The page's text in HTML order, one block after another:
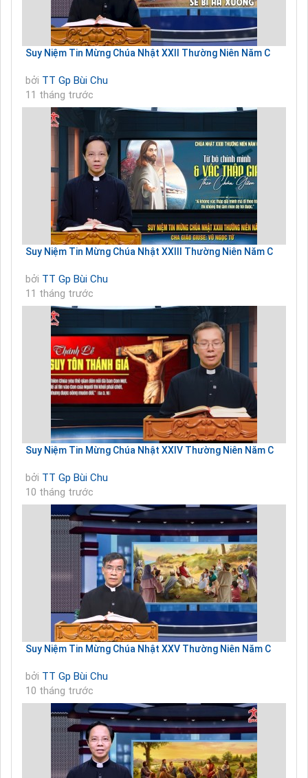
Suy Niệm Tin Mừng Chúa Nhật XXII Thường Niên Năm C
bởi TT Gp Bùi Chu
11 tháng trước
Suy Niệm Tin Mừng Chúa Nhật XXIII Thường Niên Năm C
bởi TT Gp Bùi Chu
11 tháng trước
Suy Niệm Tin Mừng Chúa Nhật XXIV Thường Niên Năm C
bởi TT Gp Bùi Chu
10 tháng trước
Suy Niệm Tin Mừng Chúa Nhật XXV Thường Niên Năm C
bởi TT Gp Bùi Chu
10 tháng trước